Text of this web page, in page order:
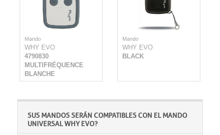
Mando
WHY EVO
4790830
MULTIFRÉQUENCE
BLANCHE
Mando
WHY EVO
BLACK
SUS MANDOS SERÁN COMPATIBLES CON EL MANDO
UNIVERSAL WHY EVO ?